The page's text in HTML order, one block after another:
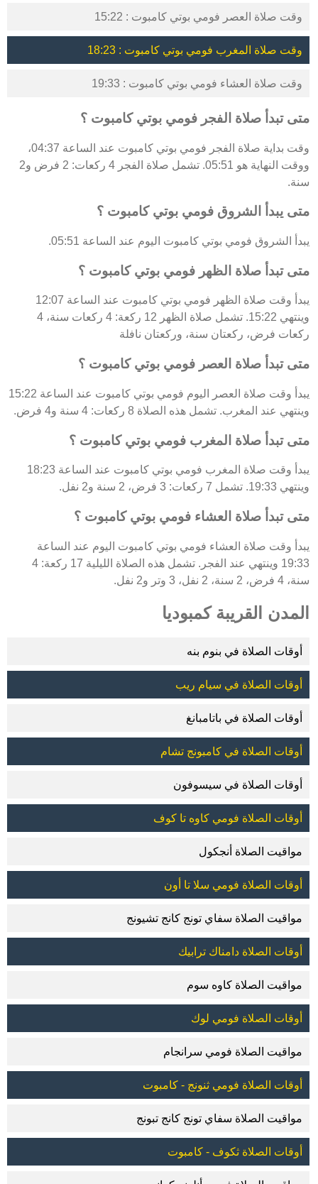
وقت صلاة العصر فومي بوتي كامبوت : 15:22
وقت صلاة المغرب فومي بوتي كامبوت : 18:23
وقت صلاة العشاء فومي بوتي كامبوت : 19:33
متى تبدأ صلاة الفجر فومي بوتي كامبوت ؟
وقت بداية صلاة الفجر فومي بوتي كامبوت عند الساعة 04:37،
ووقت النهاية هو 05:51. تشمل صلاة الفجر 4 ركعات: 2 فرض و2
سنة.
متى يبدأ الشروق فومي بوتي كامبوت ؟
يبدأ الشروق فومي بوتي كامبوت اليوم عند الساعة 05:51.
متى تبدأ صلاة الظهر فومي بوتي كامبوت ؟
يبدأ وقت صلاة الظهر فومي بوتي كامبوت عند الساعة 12:07
وينتهي 15:22. تشمل صلاة الظهر 12 ركعة: 4 ركعات سنة، 4
ركعات فرض، ركعتان سنة، وركعتان نافلة
متى تبدأ صلاة العصر فومي بوتي كامبوت ؟
يبدأ وقت صلاة العصر اليوم فومي بوتي كامبوت عند الساعة 15:22
وينتهي عند المغرب. تشمل هذه الصلاة 8 ركعات: 4 سنة و4 فرض.
متى تبدأ صلاة المغرب فومي بوتي كامبوت ؟
يبدأ وقت صلاة المغرب فومي بوتي كامبوت عند الساعة 18:23
وينتهي 19:33. تشمل 7 ركعات: 3 فرض، 2 سنة و2 نفل.
متى تبدأ صلاة العشاء فومي بوتي كامبوت ؟
يبدأ وقت صلاة العشاء فومي بوتي كامبوت اليوم عند الساعة
19:33 وينتهي عند الفجر. تشمل هذه الصلاة الليلية 17 ركعة: 4
سنة، 4 فرض، 2 سنة، 2 نفل، 3 وتر و2 نفل.
المدن القريبة كمبوديا
أوقات الصلاة في بنوم بنه
أوقات الصلاة في سيام ريب
أوقات الصلاة في باتامبانغ
أوقات الصلاة في كامبونج تشام
أوقات الصلاة في سيسوفون
أوقات الصلاة فومي كاوه تا كوف
مواقيت الصلاة أنجكول
أوقات الصلاة فومي سلا تا أون
مواقيت الصلاة سفاي تونج كانج تشيونج
أوقات الصلاة دامناك ترابيك
مواقيت الصلاة كاوه سوم
أوقات الصلاة فومي لوك
مواقيت الصلاة فومي سرانجام
أوقات الصلاة فومي ثنونج - كامبوت
مواقيت الصلاة سفاي تونج كانج تبونج
أوقات الصلاة ثكوف - كامبوت